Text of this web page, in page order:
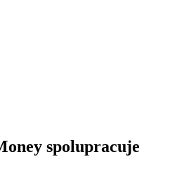
spolupracuje